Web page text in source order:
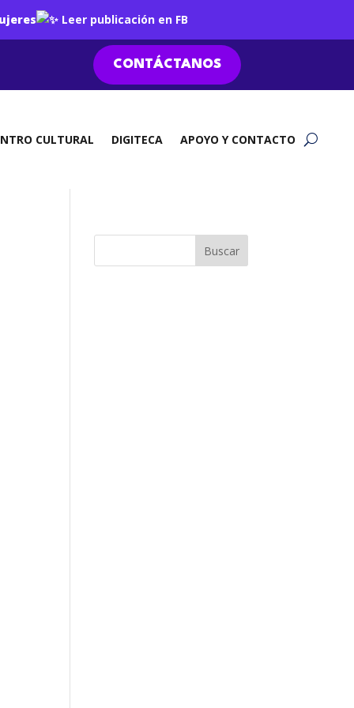
Leer publicación en FB
CONTÁCTANOS
CULTURAL DIGITECA APOYO Y CONTACTO